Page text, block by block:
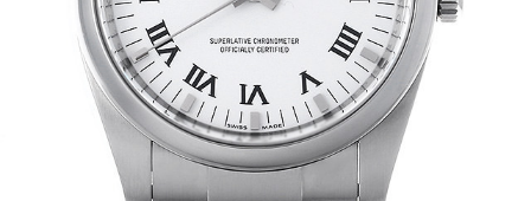
オーデマピゲ ウブロ カルティエ